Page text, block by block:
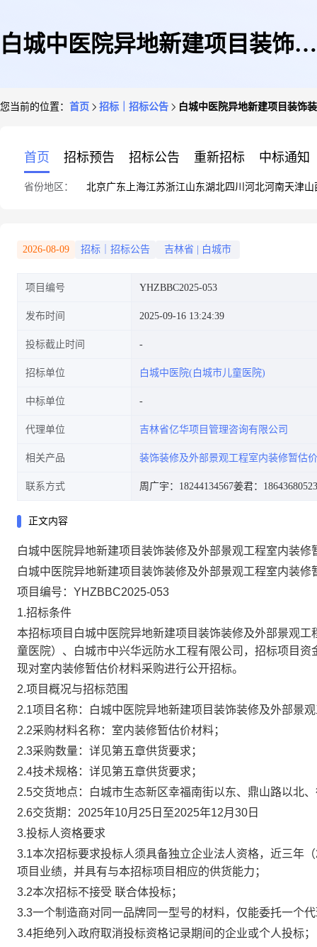
白城中医院异地新建项目装饰装
您当前的位置： 首页 招标｜招标公告 白城中医院异地新建项目装饰
首页 招标预告 招标公告 重新招标 中标通知
省份地区： 北京广东 上海江苏浙江山东湖北四川 河北河南天津山
2026-08-09 招标｜招标公告 吉林省 白城市
项目编号 YHZBBC2025-053
发布时间 2025-09-16 13:24:39
投标截止时间
招标单位 白城中医院(白城市儿童医院)
中标单位
代理单位 吉林省亿华项目管理咨询有限公司
相关产品 装饰装修及外部景观工程室内装修暂估
联系方式 周广宇：18244134567姜君：18643680523
正文内容
白城中医院异地新建项目装饰装修及外部景观工程室内装修
白城中医院异地新建项目装饰装修及外部景观工程室内装修
项目编号： YHZBBC2025-053
1.招标条件
本招标项目 白城中医院异地新建项目装饰装修及外部景观工
童医院）、白城市中兴华远防水工程有限公司 ， 招标项目 资
现对室内装修暂估价材料采购进行公开招标。
2.项目概况与招标范围
2.1项目名称：
白城中医院异地新建项目装饰装修及外部景
2.2采购材料名称： 室内装修暂估价材料；
2.3采购数量：详见第五章供货要求；
2.4技术规格：详见第五章供货要求；
2.5交货地点：白城市生态新区幸福南街以东、鼎山路以北
2.6交货期：2025年10月25日至2025年12月30日
3.投标人资格要求
3.1本次招标要求投标人须具备独立企业法人资格， 近三年（
项目业绩， 并具有与本招标项目相应的供货能力；
3.2本次招标不接受 联合体投标；
3.3一个制造商对同一品牌同一型号的材料，仅能委托一个
3.4拒绝列入政府取消投标资格记录期间的企业或个人投标；